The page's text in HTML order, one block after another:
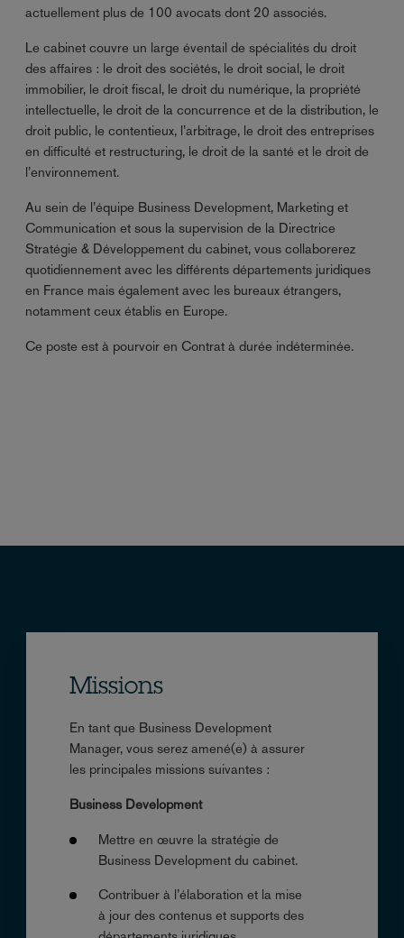
actuellement plus de 100 avocats dont 20 associés.
Le cabinet couvre un large éventail de spécialités du droit
des affaires : le droit des sociétés, le droit social, le droit
immobilier, le droit fiscal, le droit du numérique, la propriété
intellectuelle, le droit de la concurrence et de la distribution, le
droit public, le contentieux, l’arbitrage, le droit des entreprises
en difficulté et restructuring, le droit de la santé et le droit de
l’environnement.
Au sein de l’équipe Business Development, Marketing et
Communication et sous la supervision de la Directrice
Stratégie & Développement du cabinet, vous collaborerez
quotidiennement avec les différents départements juridiques
en France mais également avec les bureaux étrangers,
notamment ceux établis en Europe.
Ce poste est à pourvoir en Contrat à durée indéterminée.
Missions
En tant que Business Development
Manager, vous serez amené(e) à assurer
les principales missions suivantes :
Business Development
Mettre en œuvre la stratégie de
Business Development du cabinet.
Contribuer à l’élaboration et la mise
à jour des contenus et supports des